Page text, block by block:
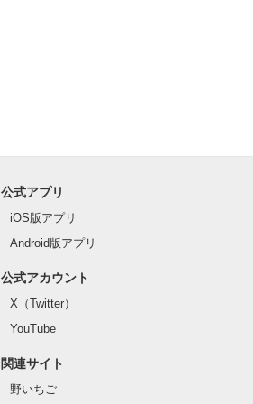
公式アプリ
iOS版アプリ
Android版アプリ
公式アカウント
X（Twitter）
YouTube
関連サイト
野いちご